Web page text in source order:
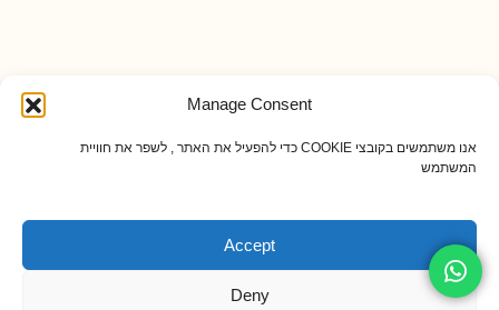
Manage Consent
אנו משתמשים בקובצי COOKIE כדי להפעיל את האתר , לשפר את חוויית
המשתמש
Accept
Deny